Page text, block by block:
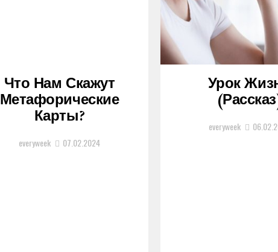
Что Нам Скажут
Метафорические
Карты?
everyweek 07.02.2024
Урок
everyweek